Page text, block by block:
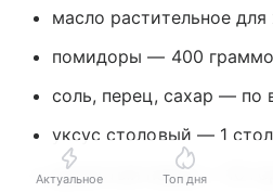
масло растительное
помидоры — 400
соль, перец, сахар — по
уксус столовый — 1
душистый перец — 10
Актуальное Топ дня